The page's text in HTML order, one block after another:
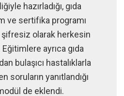
hazırladığı, gıda
ve sertifika programı
şifresiz olarak herkesin
ayrıca gıda
bulaşıcı hastalıklarla
soruların yanıtlandığı
de eklendi.